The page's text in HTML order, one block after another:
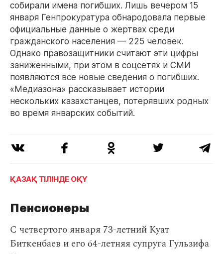
собирали имена погибших. Лишь вечером 15
января Генпрокуратура обнародовала первые
официальные данные о жертвах среди
гражданского населения — 225 человек.
Однако правозащитники считают эти цифры
заниженными, при этом в соцсетях и СМИ
появляются все новые сведения о погибших.
«Медиазона» рассказывает истории
нескольких казахстанцев, потерявших родных
во время январских событий.
ҚАЗАҚ ТІЛІНДЕ ОҚҮ
Пенсионеры
С четвертого января 73-летний Куат
Биткенбаев и его 64-летняя супруга Гульзифа